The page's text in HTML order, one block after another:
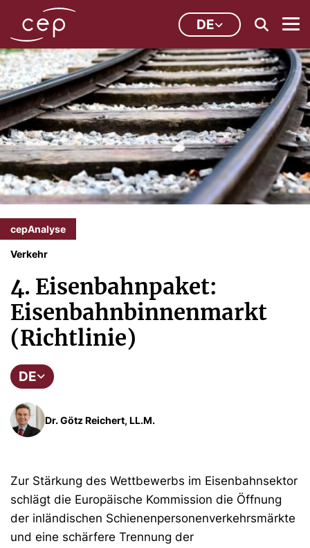
DE
cepAnalyse
Verkehr
4. Eisenbahnpaket:
Eisenbahnbinnenmarkt
(Richtlinie)
DE
Dr. Götz Reichert, LL.M.
Zur Stärkung des Wettbewerbs im Eisenbahnsektor
schlägt die Europäische Kommission die Öffnung
der inländischen Schienenpersonenverkehrsmärkte
und eine schärfere Trennung der